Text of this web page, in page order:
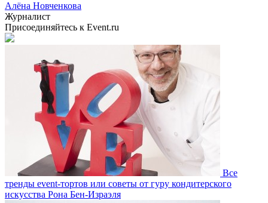
Алёна Новченкова
Журналист
Присоединяйтесь к Event.ru
Все
тренды event-тортов или советы от гуру кондитерского
искусства Рона Бен-Израэля